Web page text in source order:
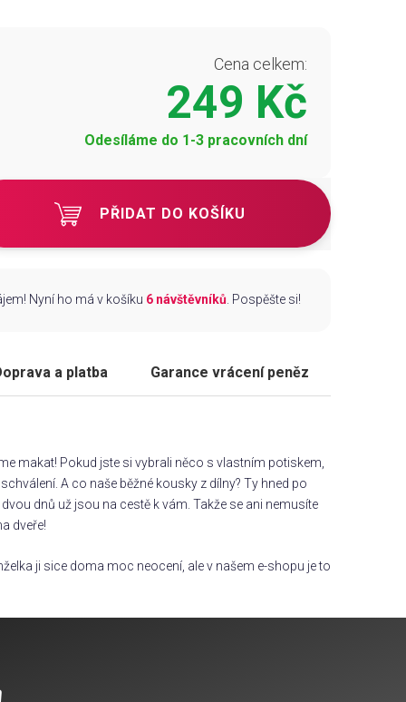
Cena celkem:
249 Kč
Odesíláme do 1-3 pracovních dní
PŘIDAT DO KOŠÍKU
Nyní ho má v košíku 6 návštěvníků. Pospěšte si!
a platba Garance vrácení peněz
makat! Pokud jste si vybrali něco s vlastním potiskem,
A co naše běžné kousky z dílny? Ty hned po
dnů už jsou na cestě k vám. Takže se ani nemusíte
dveře!
ji sice doma moc neocení, ale v našem e-shopu je to